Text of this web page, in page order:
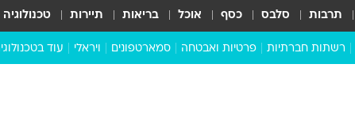
תרבות סלבס כסף אוכל בריאות תיירות טכנולוגיה
רשתות חברתיות פרטיות ואבטחה סמארטפונים ויראלי עוד